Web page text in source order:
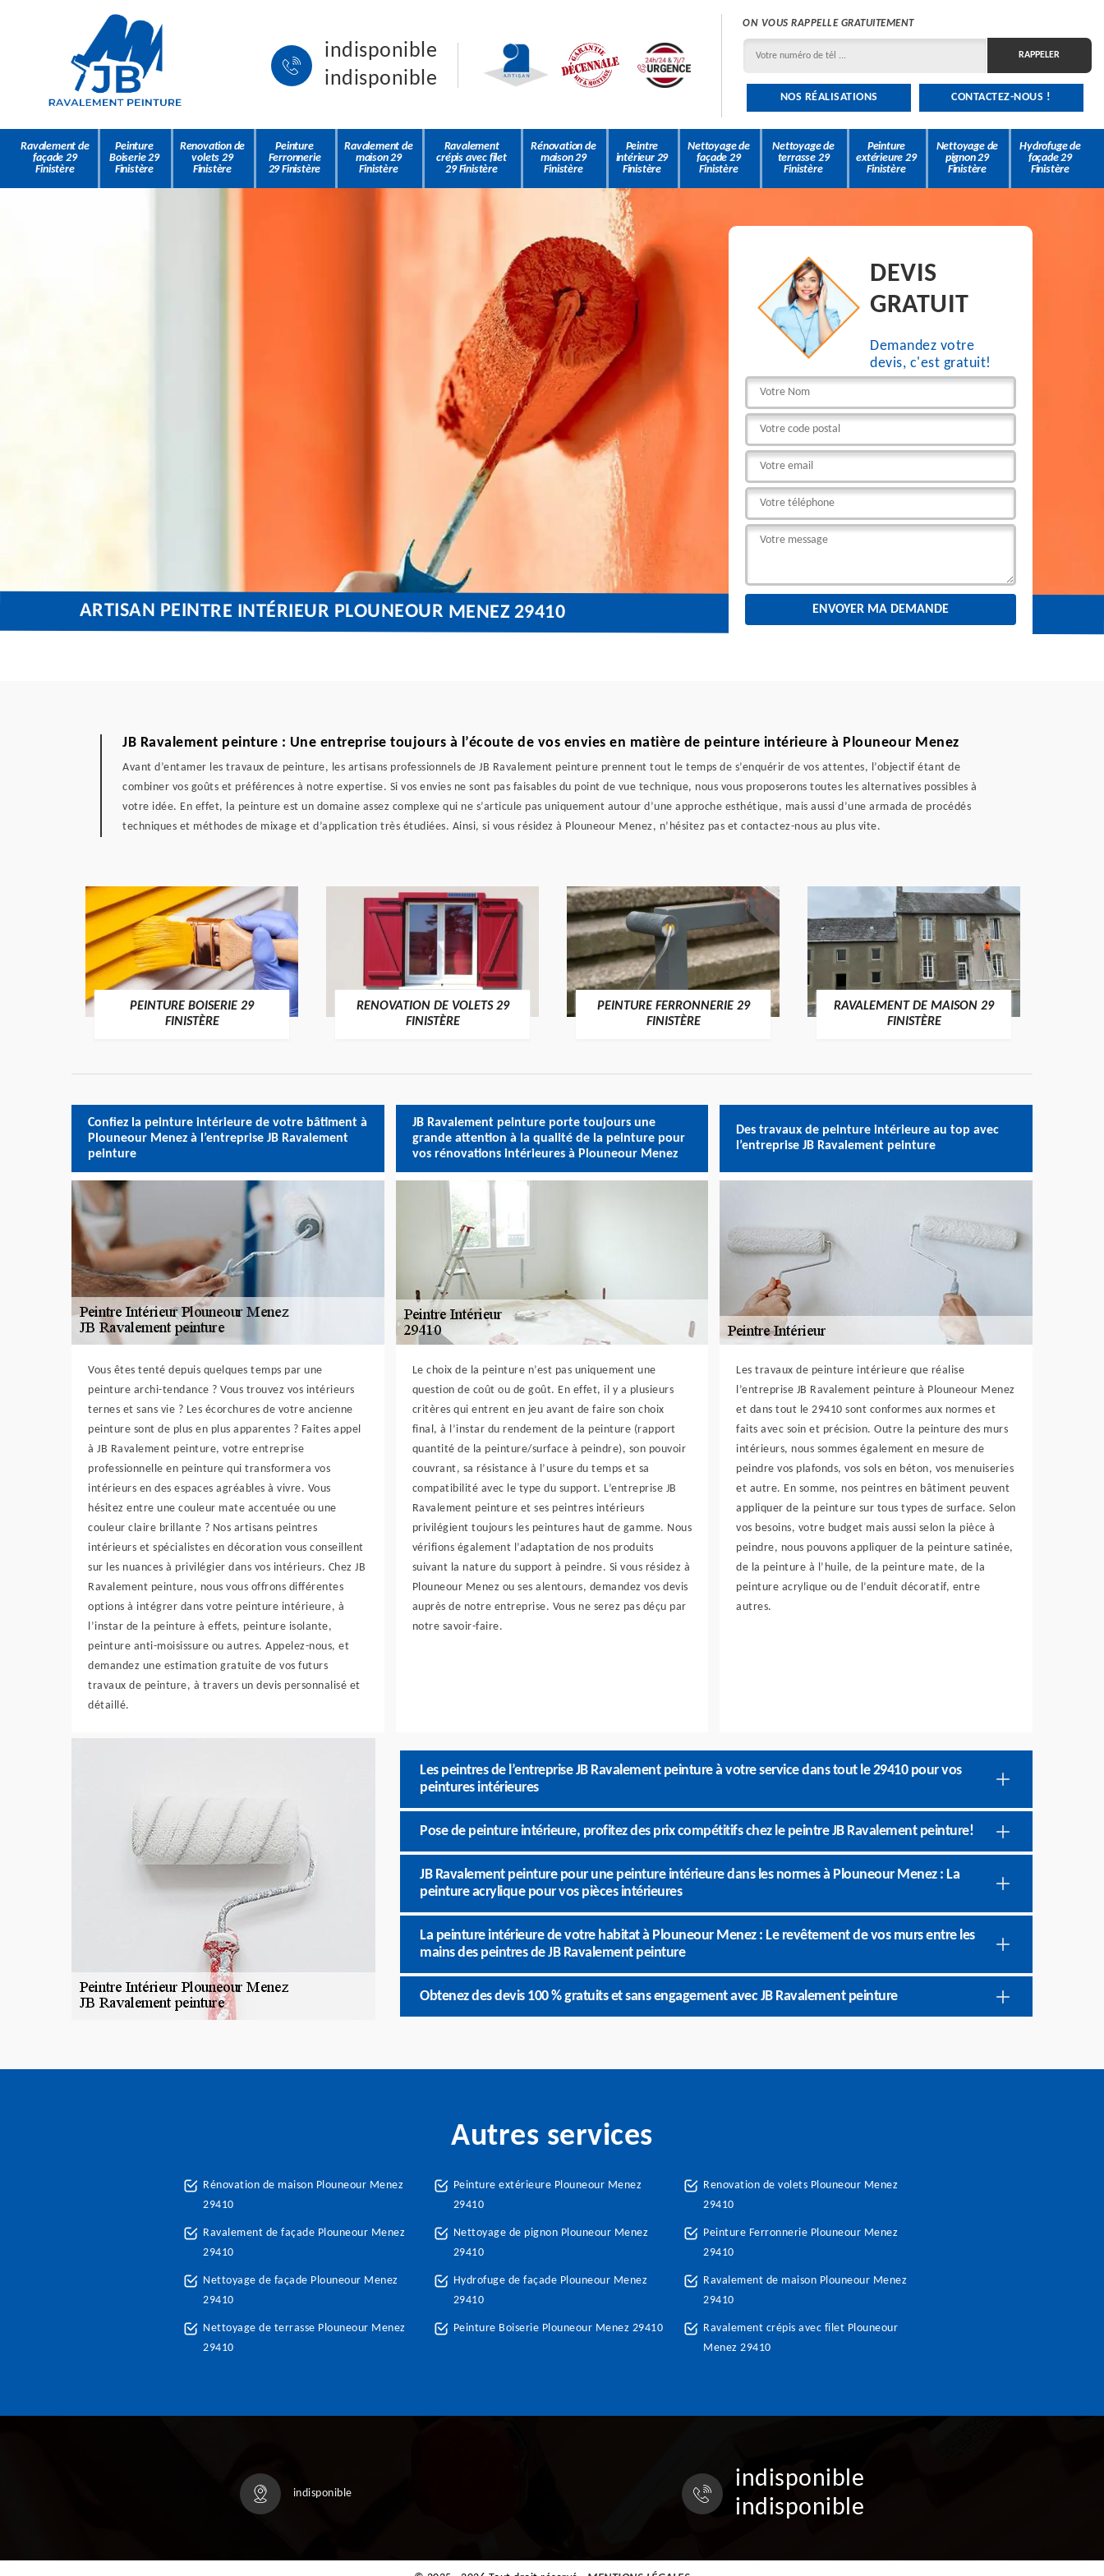
indisponible
indisponible
ON VOUS RAPPELLE GRATUITEMENT
NOS RÉALISATIONS CONTACTEZ-NOUS !
Ravalement de
façade 29
Finistère
Peinture
Boiserie 29
Finistère
Renovation de
volets 29
Finistère
Peinture
Ferronnerie
29 Finistère
Ravalement de
maison 29
Finistère
Ravalement
crépis avec filet
29 Finistère
Rénovation de
maison 29
Finistère
Peintre
intérieur 29
Finistère
Nettoyage de
façade 29
Finistère
Nettoyage de
terrasse 29
Finistère
Peinture
extérieure 29
Finistère
Nettoyage de
pignon 29
Finistère
Hydrofuge de
façade 29
Finistère
DEVIS
GRATUIT
Demandez votre
devis, c'est gratuit!
ARTISAN PEINTRE INTÉRIEUR PLOUNEOUR MENEZ 29410
JB Ravalement peinture : Une entreprise toujours à l’écoute de vos envies en matière de peinture intérieure à Plouneour Menez
Avant d’entamer les travaux de peinture, les artisans professionnels de JB Ravalement peinture prennent tout le temps de s’enquérir de vos attentes, l’objectif étant de
combiner vos goûts et préférences à notre expertise. Si vos envies ne sont pas faisables du point de vue technique, nous vous proposerons toutes les alternatives possibles à
votre idée. En effet, la peinture est un domaine assez complexe qui ne s’articule pas uniquement autour d’une approche esthétique, mais aussi d’une armada de procédés
techniques et méthodes de mixage et d’application très étudiées. Ainsi, si vous résidez à Plouneour Menez, n’hésitez pas et contactez-nous au plus vite.
PEINTURE BOISERIE 29
FINISTÈRE
RENOVATION DE VOLETS 29
FINISTÈRE
PEINTURE FERRONNERIE 29
FINISTÈRE
RAVALEMENT DE MAISON 29
FINISTÈRE
Confiez la peinture intérieure de votre bâtiment à
Plouneour Menez à l’entreprise JB Ravalement
peinture
Vous êtes tenté depuis quelques temps par une
peinture archi-tendance ? Vous trouvez vos intérieurs
ternes et sans vie ? Les écorchures de votre ancienne
peinture sont de plus en plus apparentes ? Faites appel
à JB Ravalement peinture, votre entreprise
professionnelle en peinture qui transformera vos
intérieurs en des espaces agréables à vivre. Vous
hésitez entre une couleur mate accentuée ou une
couleur claire brillante ? Nos artisans peintres
intérieurs et spécialistes en décoration vous conseillent
sur les nuances à privilégier dans vos intérieurs. Chez JB
Ravalement peinture, nous vous offrons différentes
options à intégrer dans votre peinture intérieure, à
l’instar de la peinture à effets, peinture isolante,
peinture anti-moisissure ou autres. Appelez-nous, et
demandez une estimation gratuite de vos futurs
travaux de peinture, à travers un devis personnalisé et
détaillé.
JB Ravalement peinture porte toujours une
grande attention à la qualité de la peinture pour
vos rénovations intérieures à Plouneour Menez
Le choix de la peinture n’est pas uniquement une
question de coût ou de goût. En effet, il y a plusieurs
critères qui entrent en jeu avant de faire son choix
final, à l’instar du rendement de la peinture (rapport
quantité de la peinture/surface à peindre), son pouvoir
couvrant, sa résistance à l’usure du temps et sa
compatibilité avec le type du support. L’entreprise JB
Ravalement peinture et ses peintres intérieurs
privilégient toujours les peintures haut de gamme. Nous
vérifions également l’adaptation de nos produits
suivant la nature du support à peindre. Si vous résidez à
Plouneour Menez ou ses alentours, demandez vos devis
auprès de notre entreprise. Vous ne serez pas déçu par
notre savoir-faire.
Des travaux de peinture intérieure au top avec
l’entreprise JB Ravalement peinture
Les travaux de peinture intérieure que réalise
l’entreprise JB Ravalement peinture à Plouneour Menez
et dans tout le 29410 sont conformes aux normes et
faits avec soin et précision. Outre la peinture des murs
intérieurs, nous sommes également en mesure de
peindre vos plafonds, vos sols en béton, vos menuiseries
et autre. En somme, nos peintres en bâtiment peuvent
appliquer de la peinture sur tous types de surface. Selon
vos besoins, votre budget mais aussi selon la pièce à
peindre, nous pouvons appliquer de la peinture satinée,
de la peinture à l’huile, de la peinture mate, de la
peinture acrylique ou de l’enduit décoratif, entre
autres.
Les peintres de l’entreprise JB Ravalement peinture à votre service dans tout le 29410 pour vos
peintures intérieures
Pose de peinture intérieure, profitez des prix compétitifs chez le peintre JB Ravalement peinture!
JB Ravalement peinture pour une peinture intérieure dans les normes à Plouneour Menez : La
peinture acrylique pour vos pièces intérieures
La peinture intérieure de votre habitat à Plouneour Menez : Le revêtement de vos murs entre les
mains des peintres de JB Ravalement peinture
Obtenez des devis 100 % gratuits et sans engagement avec JB Ravalement peinture
Autres services
Rénovation de maison Plouneour Menez
29410
Ravalement de façade Plouneour Menez
29410
Nettoyage de façade Plouneour Menez
29410
Nettoyage de terrasse Plouneour Menez
29410
Peinture extérieure Plouneour Menez
29410
Nettoyage de pignon Plouneour Menez
29410
Hydrofuge de façade Plouneour Menez
29410
Peinture Boiserie Plouneour Menez 29410
Renovation de volets Plouneour Menez
29410
Peinture Ferronnerie Plouneour Menez
29410
Ravalement de maison Plouneour Menez
29410
Ravalement crépis avec filet Plouneour
Menez 29410
indisponible
indisponible
indisponible